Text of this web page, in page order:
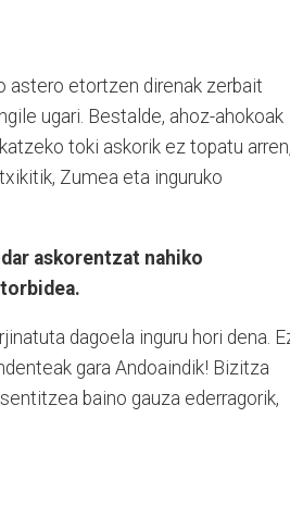
astero etortzen direnak zerbait
ugari. Bestalde, ahoz-ahokoak
toki askorik ez topatu arren,
Zumea eta inguruko
askorentzat nahiko
dagoela inguru hori dena.
gara Andoaindik! Bizitza
baino gauza ederragorik,